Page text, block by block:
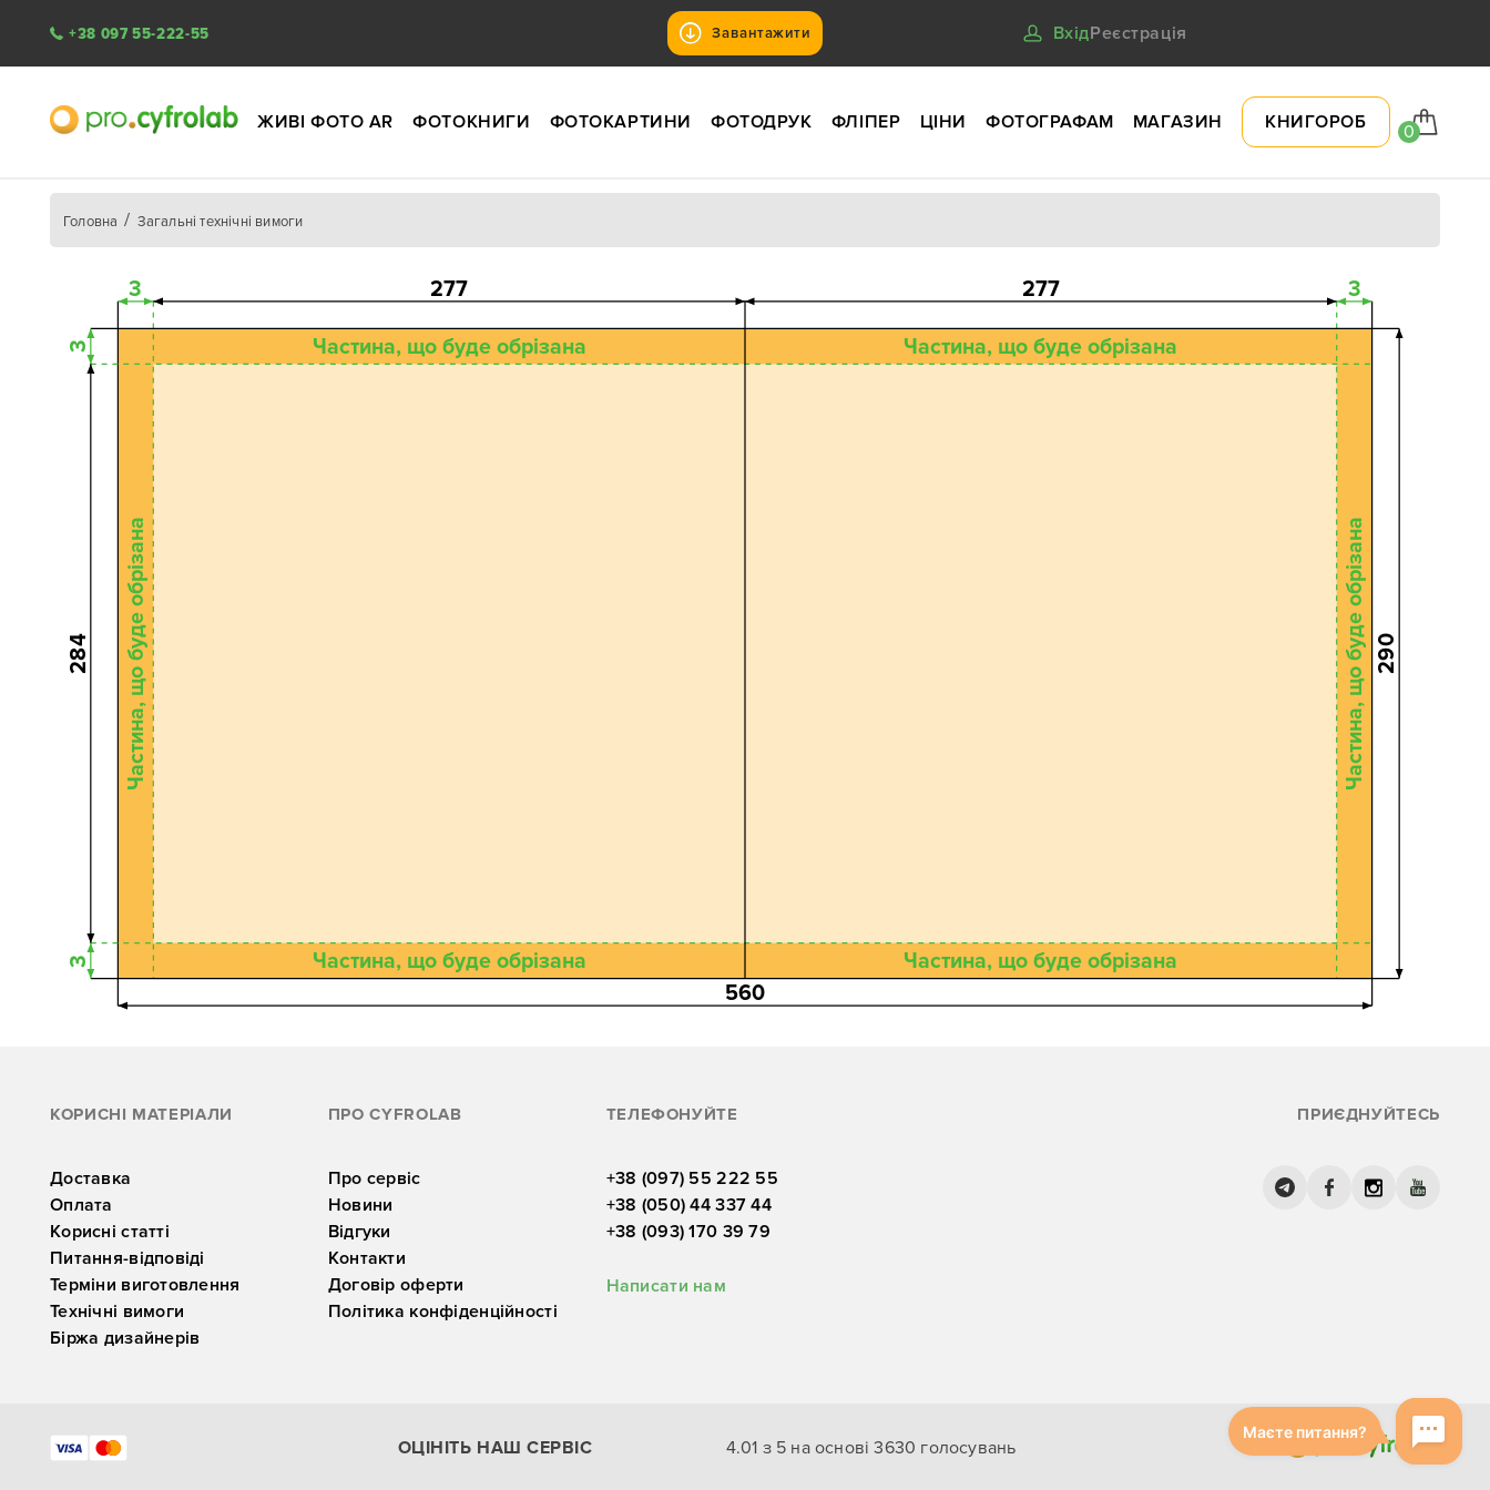
+38 097 55-222-55 Завантажити ВхідРеєстрація
ЖИВІ ФОТО AR ФОТОКНИГИ ФОТОКАРТИНИ ФОТОДРУК ФЛІПЕР ЦІНИ ФОТОГРАФАМ МАГАЗИН КНИГОРОБ 0
Головна Загальні технічні вимоги
560
290
3
284
3
Частина, що буде обрізана Частина, що буде обрізана
3 3
277
Частина, що буде обрізана
Частина, що буде обрізана
277
Частина, що буде обрізана
Частина, що буде обрізана
КОРИСНІ МАТЕРІАЛИ
Доставка
Оплата
Корисні статті
Питання-відповіді
Терміни виготовлення
Технічні вимоги
Біржа дизайнерів
ПРО CYFROLAB
Про сервіс
Новини
Відгуки
Контакти
Договір оферти
Політика конфіденційності
ТЕЛЕФОНУЙТЕ
+38 (097) 55 222 55
+38 (050) 44 337 44
+38 (093) 170 39 79
Написати нам
ПРИЄДНУЙТЕСЬ
ОЦІНІТЬ НАШ СЕРВІС 4.01 з 5 на основі3630 голосувань